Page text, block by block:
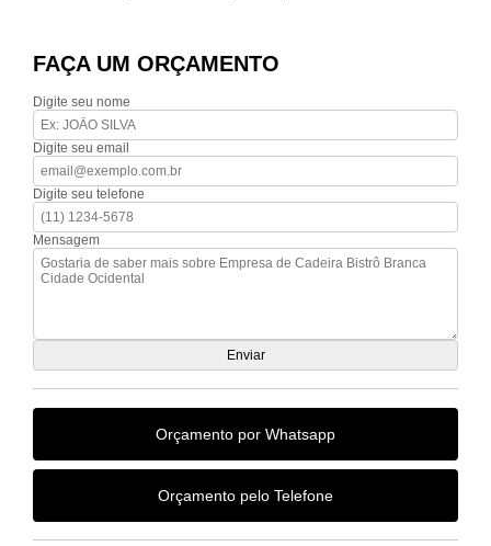
FAÇA UM ORÇAMENTO
Digite seu nome
Digite seu email
Digite seu telefone
Mensagem
Orçamento por Whatsapp
Orçamento pelo Telefone